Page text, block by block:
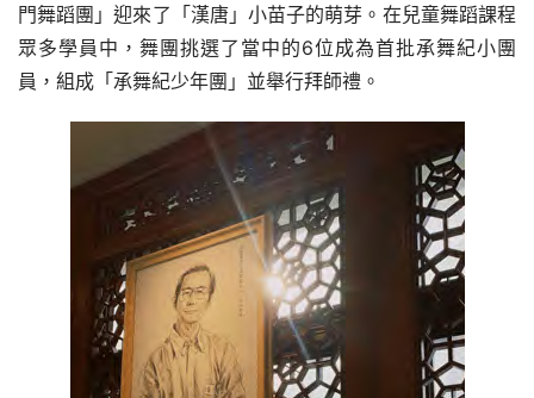
門舞蹈團」迎來了「漢唐」小苗子的萌芽。在兒童舞蹈課程
眾多學員中，舞團挑選了當中的6位成為首批承舞紀小團
員，組成「承舞紀少年團」並舉行拜師禮。